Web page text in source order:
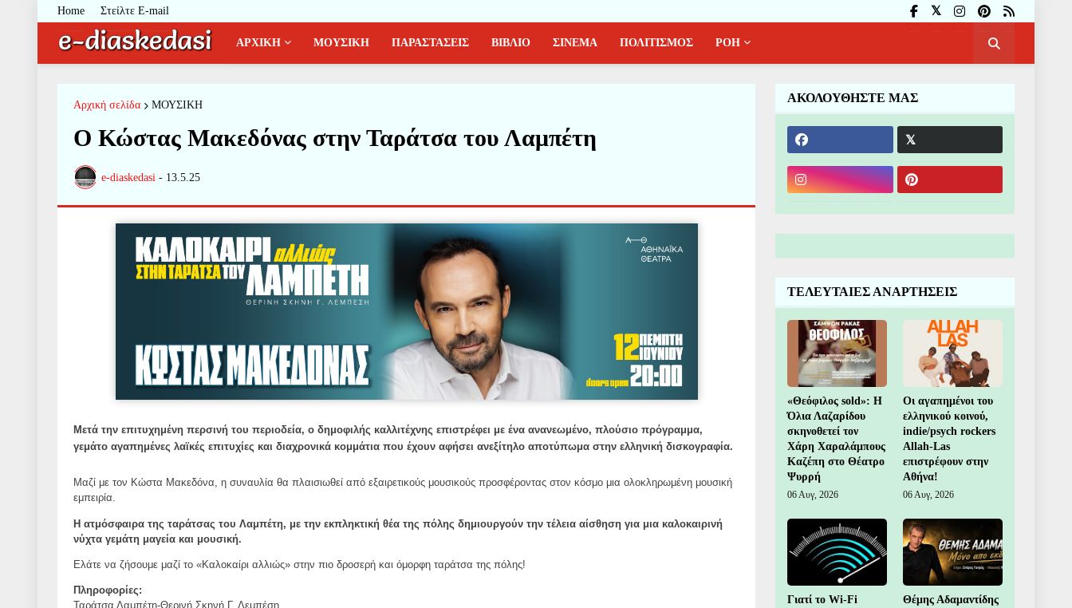
Home Στείλτε E-mail
ΑΡΧΙΚΗ ΜΟΥΣΙΚΗ ΠΑΡΑΣΤΑΣΕΙΣ ΒΙΒΛΙΟ ΣΙΝΕΜΑ ΠΟΛΙΤΙΣΜΟΣ ΡΟΗ
Αρχική σελίδα ΜΟΥΣΙΚΗ
O Κώστας Μακεδόνας στην Ταράτσα του Λαμπέτη
e-diaskedasi - 13.5.25
Μετά την επιτυχημένη περσινή του περιοδεία, ο δημοφιλής καλλιτέχνης επιστρέφει με ένα ανανεωμένο, πλούσιο πρόγραμμα,
γεμάτο αγαπημένες λαϊκές επιτυχίες και διαχρονικά κομμάτια που έχουν αφήσει ανεξίτηλο αποτύπωμα στην ελληνική δισκογραφία.
Μαζί με τον Κώστα Μακεδόνα, η συναυλία θα πλαισιωθεί από εξαιρετικούς μουσικούς προσφέροντας στον κόσμο μια ολοκληρωμένη μουσική
εμπειρία.
Η ατμόσφαιρα της ταράτσας του Λαμπέτη, με την εκπληκτική θέα της πόλης δημιουργούν την τέλεια αίσθηση για μια καλοκαιρινή
νύχτα γεμάτη μαγεία και μουσική.
Ελάτε να ζήσουμε μαζί το «Καλοκαίρι αλλιώς» στην πιο δροσερή και όμορφη ταράτσα της πόλης!
Πληροφορίες:
Ταράτσα Λαμπέτη-Θερινή Σκηνή Γ. Λεμπέση
ΑΚΟΛΟΥΘΗΣΤΕ ΜΑΣ
ΤΕΛΕΥΤΑΙΕΣ ΑΝΑΡΤΗΣΕΙΣ
«Θεόφιλος sold»: Η
Όλια Λαζαρίδου
σκηνοθετεί τον
Χάρη Χαραλάμπους
Καζέπη στο Θέατρο
Ψυρρή
06 Αυγ, 2026
Οι αγαπημένοι του
ελληνικού κοινού,
indie/psych rockers
Allah-Las
επιστρέφουν στην
Αθήνα!
06 Αυγ, 2026
Γιατί το Wi-Fi
Θέμης Αδαμαντίδης